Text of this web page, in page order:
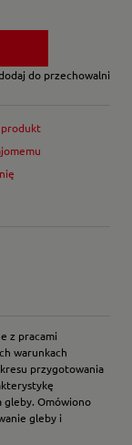
do przechowalni
z pracami
warunkach
przygotowania
gleby. Omówiono
gleby i